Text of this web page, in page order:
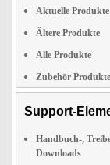
Aktuelle Produkte
Ältere Produkte
Alle Produkte
Zubehör Produkte
Support-
Handbuch-,
Downloads